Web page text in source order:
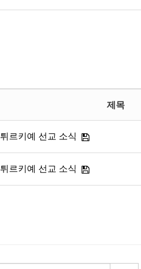
제목
튀르키예 선교 소식
튀르키예 선교 소식